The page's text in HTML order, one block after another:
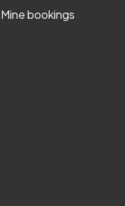
Mine bookings